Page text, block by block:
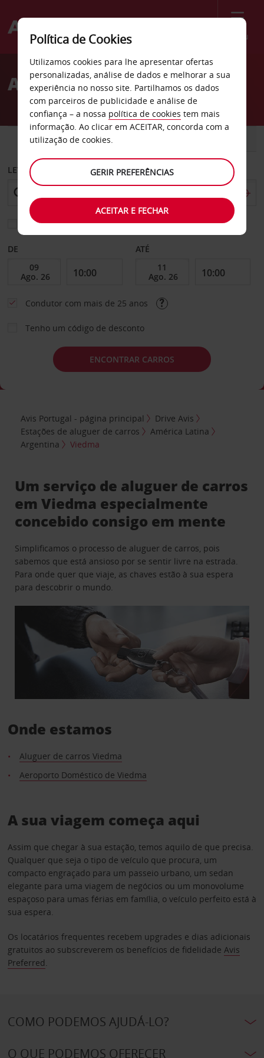
Menu
Welcome
AvisAluguer de carros Viedma
CARRO
LEVANTAR EM
Escolher uma estação de devolução diferente
DE ATÉ
Condutor com mais de 25 anos
Tenho um código de desconto
ENCONTRAR CARROS
Avis Portugal - página principal
Drive Avis
Estações de aluguer de carros
América Latina
Argentina
Viedma
Um serviço de aluguer de carros
em Viedma especialmente
concebido consigo em mente
Simplificamos o processo de aluguer de carros, pois
sabemos que está ansioso por se sentir livre na estrada.
Para onde quer que viaje, as chaves estão à sua espera
para descobrir o mundo.
Onde estamos
Aluguer de carros Viedma
Aeroporto Doméstico de Viedma
A sua viagem começa aqui
Assim que chegar à sua estação, temos aquilo de que precisa.
Qualquer que seja o tipo de veículo que procura, um
compacto engraçado para um passeio urbano, um sedan
elegante para uma viagem de negócios ou um monovolume
espaçoso para umas férias em família, o veículo perfeito está à
sua espera.
Os locatários frequentes recebem upgrades e dias adicionais
gratuitos ao subscreverem os benefícios de fidelidade Avis
Preferred.
COMO PODEMOS AJUDÁ-LO?
O QUE PODEMOS OFERECER
Política de Cookies
Utilizamos cookies para lhe apresentar ofertas
personalizadas, análise de dados e melhorar a sua
experiência no nosso site. Partilhamos os dados
com parceiros de publicidade e análise de
confiança – a nossa política de cookies tem mais
informação. Ao clicar em ACEITAR, concorda com a
utilização de cookies.
GERIR PREFERÊNCIAS
ACEITAR E FECHAR